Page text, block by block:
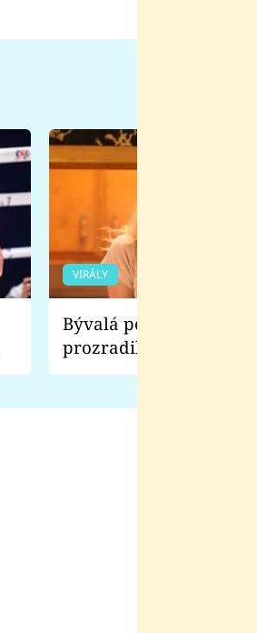
VIRÁLY
Bývalá pornoherečka
prozradila, co ji
natáčení Euforie.